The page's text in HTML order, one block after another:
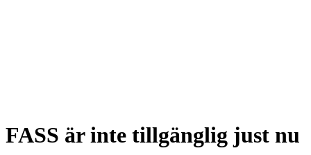
FASS är inte tillgänglig just nu